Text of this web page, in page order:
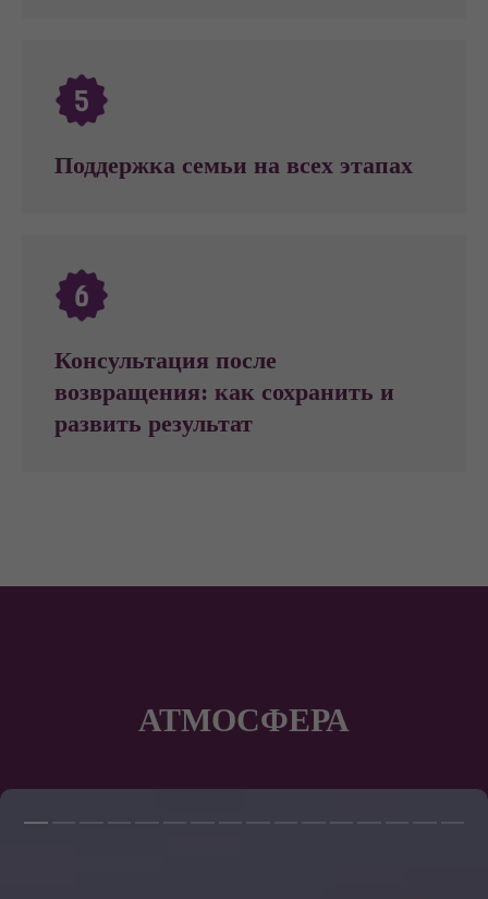
Поддержка семьи на всех этапах
Консультация после
возвращения: как сохранить и
развить результат
АТМОСФЕРА